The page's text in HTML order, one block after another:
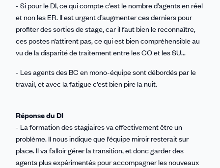
- Si pour le DI, ce qui compte c’est le nombre d’agents en réel
et non les ER. Il est urgent d’augmenter ces derniers pour
profiter des sorties de stage, car il faut bien le reconnaître,
ces postes n’attirent pas, ce qui est bien compréhensible au
vu de la disparité de traitement entre les CO et les SU...
- Les agents des BC en mono-équipe sont débordés par le
travail, et avec la fatigue c’est bien pire la nuit.
Réponse du DI
- La formation des stagiaires va effectivement être un
problème. Il nous indique que l’équipe miroir resterait sur
place. Il va falloir gérer la transition, et donc garder des
agents plus expérimentés pour accompagner les nouveaux